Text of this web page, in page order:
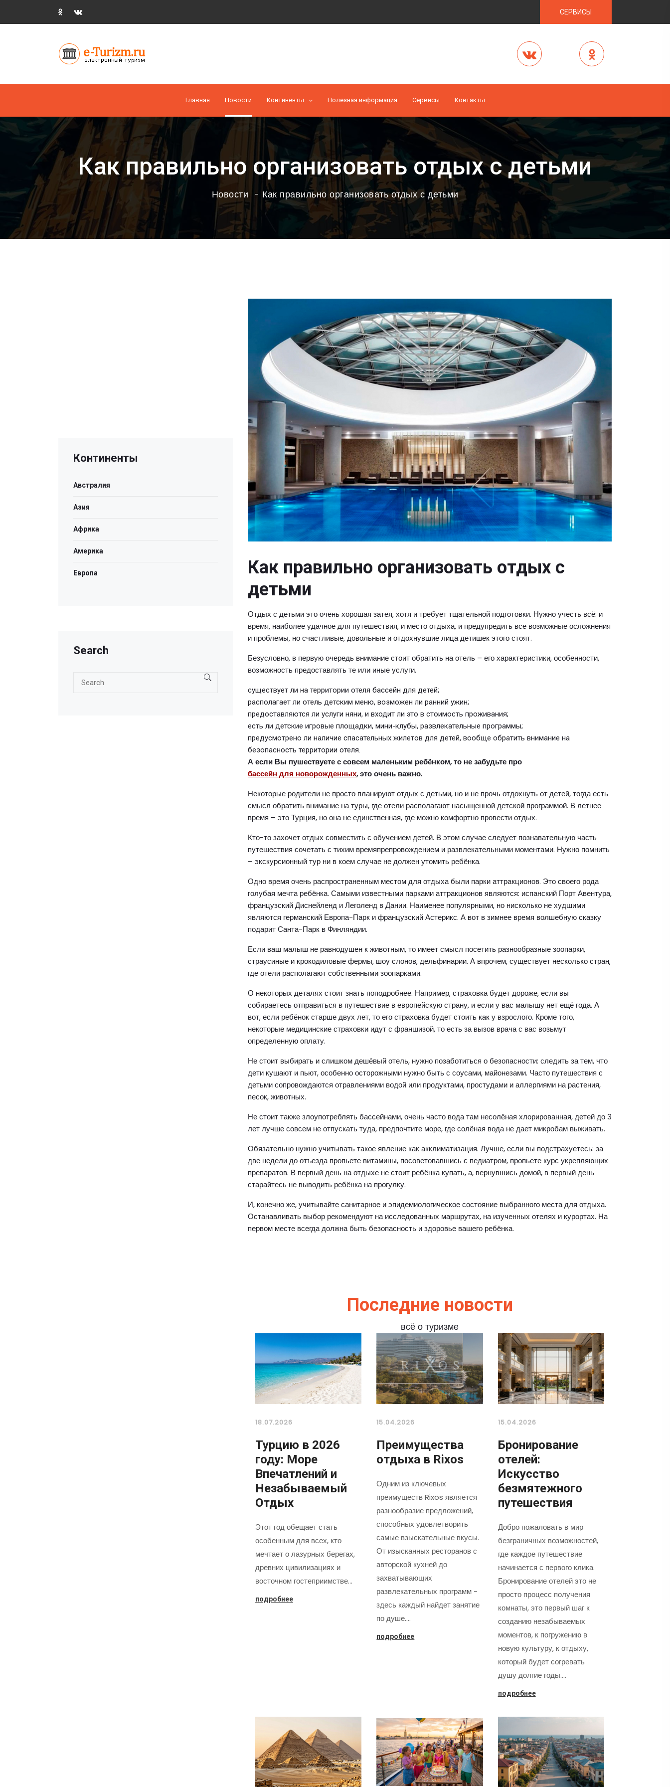
СЕРВИСЫ
Главная Новости Континенты Полезная информация Cервисы Контакты
Как правильно организовать отдых с детьми
Новости Как правильно организовать отдых с детьми
Как правильно организовать отдых с
детьми
Отдых с детьми это очень хорошая затея, хотя и требует тщательной подготовки. Нужно учесть всё: и
время, наиболее удачное для путешествия, и место отдыха, и предупредить все возможные осложнения
и проблемы, но счастливые, довольные и отдохнувшие лица детишек этого стоят.
Безусловно, в первую очередь внимание стоит обратить на отель – его характеристики, особенности,
возможность предоставлять те или иные услуги.
существует ли на территории отеля бассейн для детей;
располагает ли отель детским меню, возможен ли ранний ужин;
предоставляются ли услуги няни, и входит ли это в стоимость проживания;
есть ли детские игровые площадки, мини-клубы, развлекательные программы;
предусмотрено ли наличие спасательных жилетов для детей, вообще обратить внимание на
безопасность территории отеля.
А если Вы пушествуете с совсем маленьким ребёнком, то не забудьте про
бассейн для новорожденных, это очень важно.
Некоторые родители не просто планируют отдых с детьми, но и не прочь отдохнуть от детей, тогда есть
смысл обратить внимание на туры, где отели располагают насыщенной детской программой. В летнее
время – это Турция, но она не единственная, где можно комфортно провести отдых.
Кто-то захочет отдых совместить с обучением детей. В этом случае следует познавательную часть
путешествия сочетать с тихим времяпрепровождением и развлекательными моментами. Нужно помнить
– экскурсионный тур ни в коем случае не должен утомить ребёнка.
Одно время очень распространенным местом для отдыха были парки аттракционов. Это своего рода
голубая мечта ребёнка. Самыми известными парками аттракционов являются: испанский Порт Авентура,
французский Диснейленд и Леголенд в Дании. Наименее популярными, но нисколько не худшими
являются германский Европа-Парк и французский Астерикс. А вот в зимнее время волшебную сказку
подарит Санта-Парк в Финляндии.
Если ваш малыш не равнодушен к животным, то имеет смысл посетить разнообразные зоопарки,
страусиные и крокодиловые фермы, шоу слонов, дельфинарии. А впрочем, существует несколько стран,
где отели располагают собственными зоопарками.
О некоторых деталях стоит знать поподробнее. Например, страховка будет дороже, если вы
собираетесь отправиться в путешествие в европейскую страну, и если у вас малышу нет ещё года. А
вот, если ребёнок старше двух лет, то его страховка будет стоить как у взрослого. Кроме того,
некоторые медицинские страховки идут с франшизой, то есть за вызов врача с вас возьмут
определенную оплату.
Не стоит выбирать и слишком дешёвый отель, нужно позаботиться о безопасности: следить за тем, что
дети кушают и пьют, особенно осторожными нужно быть с соусами, майонезами. Часто путешествия с
детьми сопровождаются отравлениями водой или продуктами, простудами и аллергиями на растения,
песок, животных.
Не стоит также злоупотреблять бассейнами, очень часто вода там несолёная хлорированная, детей до 3
лет лучше совсем не отпускать туда, предпочтите море, где солёная вода не дает микробам выживать.
Обязательно нужно учитывать такое явление как акклиматизация. Лучше, если вы подстрахуетесь: за
две недели до отъезда пропьете витамины, посоветовавшись с педиатром, пропьете курс укрепляющих
препаратов. В первый день на отдыхе не стоит ребёнка купать, а, вернувшись домой, в первый день
старайтесь не выводить ребёнка на прогулку.
И, конечно же, учитывайте санитарное и эпидемиологическое состояние выбранного места для отдыха.
Останавливать выбор рекомендуют на исследованных маршрутах, на изученных отелях и курортах. На
первом месте всегда должна быть безопасность и здоровье вашего ребёнка.
Последние новости
всё о туризме
18.07.2026
Турцию в 2026
году: Море
Впечатлений и
Незабываемый
Отдых
Этот год обещает стать
особенным для всех, кто
мечтает о лазурных берегах,
древних цивилизациях и
восточном гостеприимстве…
подробнее
15.04.2026
Преимущества
отдыха в Rixos
Одним из ключевых
преимуществ Rixos является
разнообразие предложений,
способных удовлетворить
самые взыскательные вкусы.
От изысканных ресторанов с
авторской кухней до
захватывающих
развлекательных программ -
здесь каждый найдет занятие
по душе.…
подробнее
15.04.2026
Бронирование
отелей:
Искусство
безмятежного
путешествия
Добро пожаловать в мир
безграничных возможностей,
где каждое путешествие
начинается с первого клика.
Бронирование отелей это не
просто процесс получения
комнаты, это первый шаг к
созданию незабываемых
моментов, к погружению в
новую культуру, к отдыху,
который будет согревать
душу долгие годы.…
подробнее
Континенты
Австралия
Азия
Африка
Америка
Европа
Search